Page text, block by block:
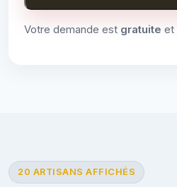
Votre demande est gratuite et
20 ARTISANS AFFICHÉS